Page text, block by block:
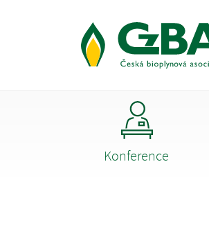
Konference